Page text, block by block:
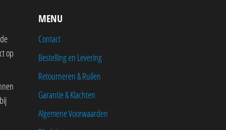
op
MENU
Contact
Bestelling en Levering
Retourneren & Ruilen
Garantie & Klachten
Algemene Voorwaarden